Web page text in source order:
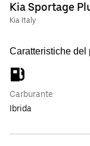
Kia Sportage
Kia Italy
Caratteristiche del
Carburante
Ibrida